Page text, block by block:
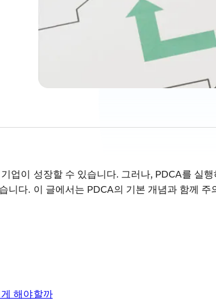
업이 성장할 수 있습니다. 그러나, PDCA를 실행
니다. 이 글에서는 PDCA의 기본 개념과 함께 주
해야할까